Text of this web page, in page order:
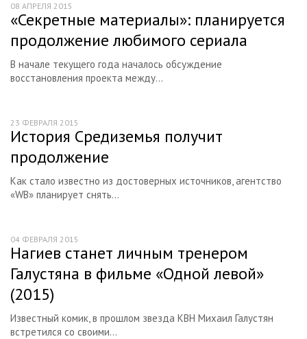
Азиатское кино
Индийское кино
Обзоры российских фильмов
Российские мультфильмы
Обзоры сериалов
Российские
Актеры
Режиссеры
Персоналии
Читальный зал
«Секретные материалы»: планируется
продолжение любимого сериала
В начале текущего года началось обсуждение
восстановления проекта между...
08 АПРЕЛЯ 2015
История Средиземья получит
продолжение
Как стало известно из достоверных источников, агентство
«WB» планирует снять...
23 ФЕВРАЛЯ 2015
Нагиев станет личным тренером
Галустяна в фильме «Одной левой»
(2015)
Известный комик, в прошлом звезда КВН Михаил Галустян
встретился со своими...
04 ФЕВРАЛЯ 2015